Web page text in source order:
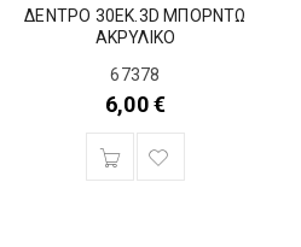
ΔΕΝΤΡΟ 30ΕΚ.3D ΜΠΟΡΝΤΩ
ΑΚΡΥΛΙΚΟ
67378
6,00€